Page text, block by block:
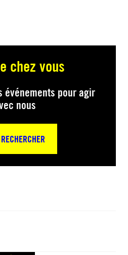
chez vous
événements pour agir
nous
RECHERCHER